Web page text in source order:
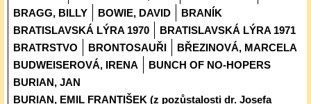
BRAGG, BILLY
BOWIE, DAVID
BRANÍK
BRATISLAVSKÁ LÝRA 1970
BRATISLAVSKÁ LÝRA 1971
BRATRSTVO
BRONTOSAUŘI
BŘEZINOVÁ, MARCELA
BUDWEISEROVÁ, IRENA
BUNCH OF NO-HOPERS
BURIAN, JAN
BURIAN, EMIL FRANTIŠEK (z pozůstalosti dr. Josefa